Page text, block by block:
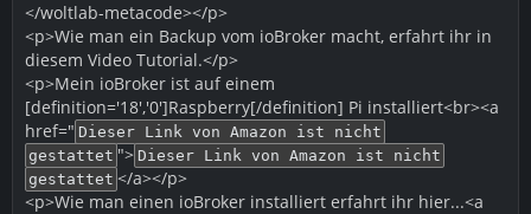
</woltlab-metacode></p>
<p>Wie man ein Backup vom ioBroker macht, erfahrt ihr in
diesem Video Tutorial.</p>
<p>Mein ioBroker ist auf einem
[definition='18','0']Raspberry[/definition] Pi installiert<br><a
href=" Dieser Link von Amazon ist nicht
gestattet "> Dieser Link von Amazon ist nicht
gestattet </a></p>
<p>Wie man einen ioBroker installiert erfahrt ihr hier...<a